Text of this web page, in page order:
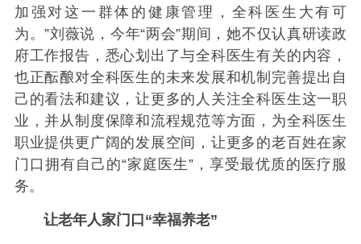
加强对这一群体的健康管理，全科医生大有可
为。”刘薇说，今年“两会”期间，她不仅认真研读政
府工作报告，悉心划出了与全科医生有关的内容，
也正酝酿对全科医生的未来发展和机制完善提出自
己的看法和建议，让更多的人关注全科医生这一职
业，并从制度保障和流程规范等方面，为全科医生
职业提供更广阔的发展空间，让更多的老百姓在家
门口拥有自己的“家庭医生”，享受最优质的医疗服
务。
让老年人家门口“幸福养老”